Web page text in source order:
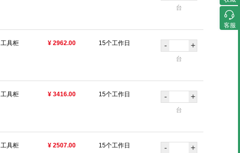
台
工具柜 ¥ 2962.00 15个工作日 - +
台
工具柜 ¥ 3416.00 15个工作日 - +
台
工具柜 ¥ 2507.00 15个工作日 - +
客服